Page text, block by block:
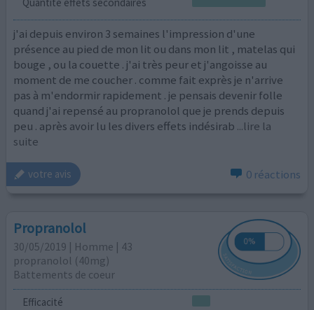
j'ai depuis environ 3 semaines l'impression d'une
présence au pied de mon lit ou dans mon lit , matelas qui
bouge , ou la couette . j'ai très peur et j'angoisse au
moment de me coucher . comme fait exprès je n'arrive
pas à m'endormir rapidement . je pensais devenir folle
quand j'ai repensé au propranolol que je prends depuis
peu . après avoir lu les divers effets indésirab ...lire la
suite
votre avis 0 réactions
Propranolol
30/05/2019 | Homme | 43
propranolol (40mg)
Battements de coeur
Efficacité